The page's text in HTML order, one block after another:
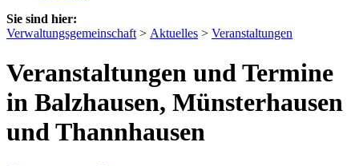
Sie sind hier:
Verwaltungsgemeinschaft > Aktuelles > Veranstaltungen
Veranstaltungen und Termine
in Balzhausen, Münsterhausen
und Thannhausen